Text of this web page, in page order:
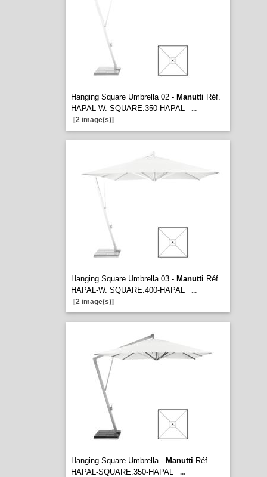
Hanging Square Umbrella 02 - Manutti Réf.
HAPAL-W. SQUARE.350-HAPAL
...
[2 image(s)]
Hanging Square Umbrella 03 - Manutti Réf.
HAPAL-W. SQUARE.400-HAPAL
...
[2 image(s)]
Hanging Square Umbrella - Manutti Réf.
HAPAL-SQUARE.350-HAPAL
...